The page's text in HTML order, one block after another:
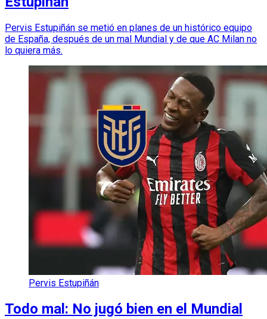
Pervis Estupiñán se metió en planes de un histórico equipo
de España, después de un mal Mundial y de que AC Milan no
lo quiera más.
Pervis Estupiñán
Todo mal: No jugó bien en el Mundial